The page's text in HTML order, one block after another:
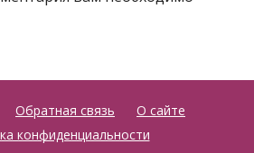
Обратная связь
О сайте
конфиденциальности